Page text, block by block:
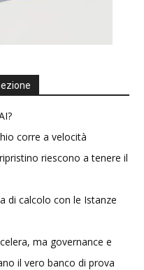
corre a velocità
riescono a tenere il
di calcolo con le Istanze
ma governance e
il vero banco di prova